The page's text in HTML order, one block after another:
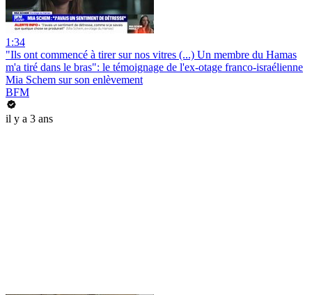
1:34
"Ils ont commencé à tirer sur nos vitres (...) Un membre du Hamas
m'a tiré dans le bras": le témoignage de l'ex-otage franco-israélienne
Mia Schem sur son enlèvement
BFM
il y a 3 ans